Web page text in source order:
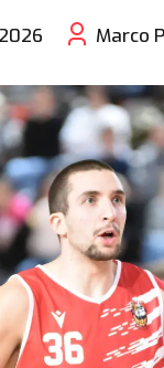
Marco